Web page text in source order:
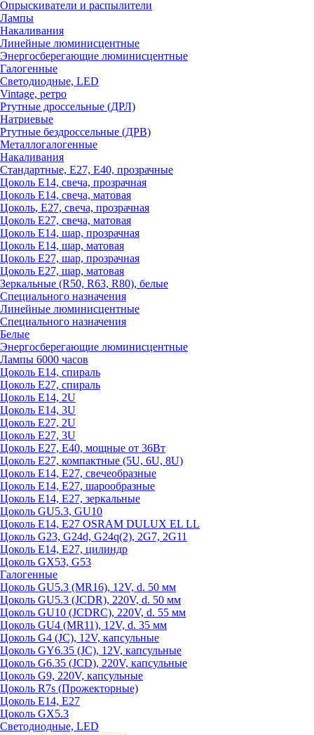
Опрыскиватели и распылители
Лампы
Накаливания
Линейные люминисцентные
Энергосберегающие люминисцентные
Галогенные
Светодиодные, LED
Vintage, ретро
Ртутные дроссельные (ДРЛ)
Натриевые
Ртутные бездроссельные (ДРВ)
Металлогалогенные
Накаливания
Стандартные, Е27, Е40, прозрачные
Цоколь Е14, свеча, прозрачная
Цоколь Е14, свеча, матовая
Цоколь, Е27, свеча, прозрачная
Цоколь Е27, свеча, матовая
Цоколь Е14, шар, прозрачная
Цоколь Е14, шар, матовая
Цоколь Е27, шар, прозрачная
Цоколь Е27, шар, матовая
Зеркальные (R50, R63, R80), белые
Специального назначения
Линейные люминисцентные
Специального назначения
Белые
Энергосберегающие люминисцентные
Лампы 6000 часов
Цоколь Е14, спираль
Цоколь Е27, спираль
Цоколь Е14, 2U
Цоколь Е14, 3U
Цоколь Е27, 2U
Цоколь Е27, 3U
Цоколь Е27, Е40, мощные от 36Вт
Цоколь Е27, компактные (5U, 6U, 8U)
Цоколь Е14, Е27, свечеобразные
Цоколь Е14, Е27, шарообразные
Цоколь Е14, Е27, зеркальные
Цоколь GU5.3, GU10
Цоколь Е14, Е27 OSRAM DULUX EL LL
Цоколь G23, G24d, G24q(2), 2G7, 2G11
Цоколь Е14, Е27, цилиндр
Цоколь GX53, G53
Галогенные
Цоколь GU5.3 (MR16), 12V, d. 50 мм
Цоколь GU5.3 (JCDR), 220V, d. 50 мм
Цоколь GU10 (JCDRC), 220V, d. 55 мм
Цоколь GU4 (MR11), 12V, d. 35 мм
Цоколь G4 (JC), 12V, капсульные
Цоколь GY6.35 (JC), 12V, капсульные
Цоколь G6.35 (JCD), 220V, капсульные
Цоколь G9, 220V, капсульные
Цоколь R7s (Прожекторные)
Цоколь E14, E27
Цоколь GX5.3
Светодиодные, LED